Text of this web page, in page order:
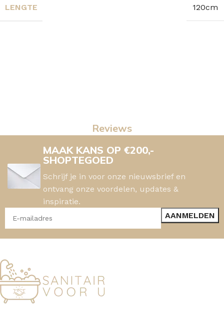
LENGTE 120cm
Reviews
MAAK KANS OP €200,-
SHOPTEGOED
Schrijf je in voor onze nieuwsbrief en
ontvang onze voordelen, updates &
inspiratie.